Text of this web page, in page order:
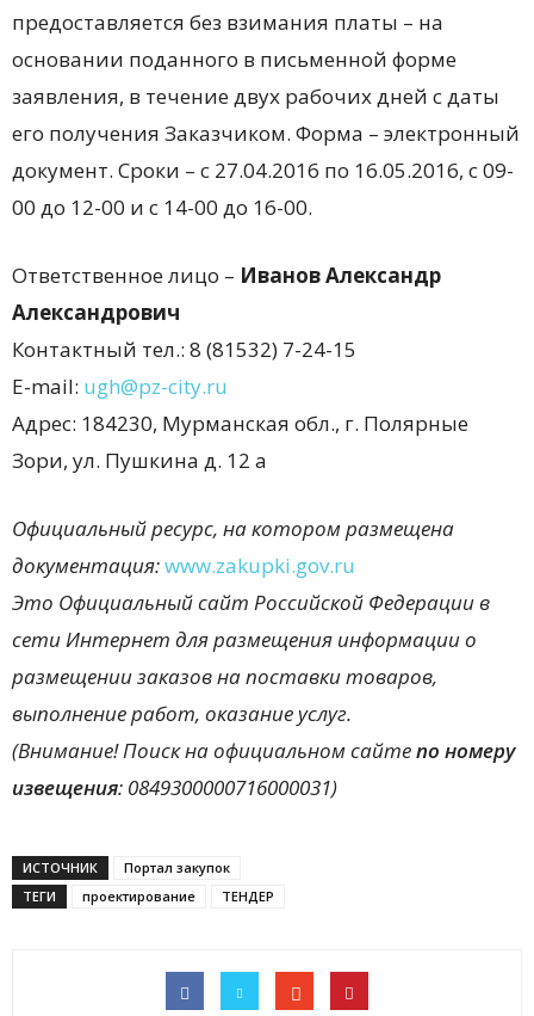
предоставляется без взимания платы – на
основании поданного в письменной форме
заявления, в течение двух рабочих дней с даты
его получения Заказчиком. Форма – электронный
документ. Сроки – с 27.04.2016 по 16.05.2016, с09-
00 до 12-00 и с 14-00 до 16-00.
Ответственное лицо – Иванов Александр
Александрович
Контактный тел.: 8 (81532) 7-24-15
E-mail: ugh@pz-city.ru
Адрес: 184230, Мурманская обл., г. Полярные
Зори, ул. Пушкина д. 12 а
Официальный ресурс, на котором размещена
документация:www.zakupki.gov.ru
Это Официальный сайт Российской Федерации в
сети Интернет для размещения информации о
размещении заказов на поставки товаров,
выполнение работ, оказание услуг.
(Внимание! Поиск на официальном сайтепо номеру
извещения: 0849300000716000031)
ИСТОЧНИК
Портал закупок
ТЕГИ
проектирование ТЕНДЕР